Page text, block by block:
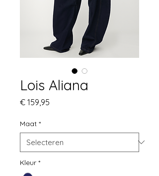
Lois Aliana
€ 159,95
Maat *
Kleur *